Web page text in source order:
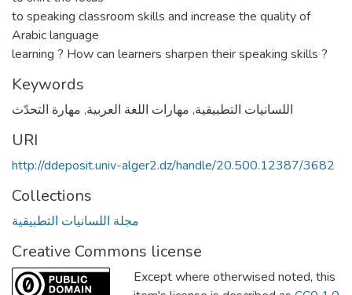
to speaking classroom skills and increase the quality of
Arabic language
learning ? How can learners sharpen their speaking skills ?
Keywords
اللسانيات التطبيقية, مهارات اللغة العربية, مهارة التحدّث
URI
http://ddeposit.univ-alger2.dz/handle/20.500.12387/3682
Collections
مجلة اللسانيات التطبيقية
Creative Commons license
Except where otherwised noted, this